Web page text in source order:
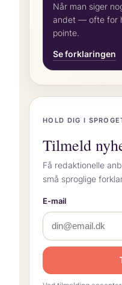
Når man siger
andet — ofte for
pointe.
Se forklaringen
HOLD DIG I
Tilmeld
Få redaktionelle
små sproglige
E-mail